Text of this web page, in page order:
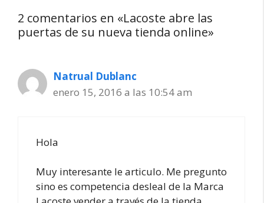
2 comentarios en «Lacoste abre las
puertas de su nueva tienda online»
Natrual Dublanc
enero 15, 2016 a las 10:54 am
Hola
Muy interesante le articulo. Me pregunto
sino es competencia desleal de la Marca